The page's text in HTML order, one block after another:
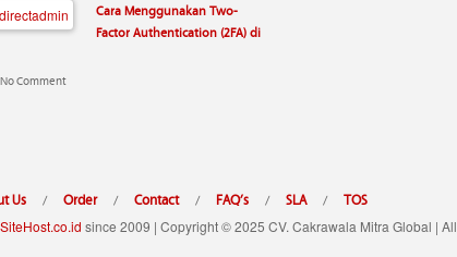
Cara Menggunakan Two-
Factor Authentication (2FA) di
No Comment
Us / Order / Contact / FAQ’s / SLA / TOS
since 2009 | Copyright © 2025 CV. Cakrawala Mitra Global |